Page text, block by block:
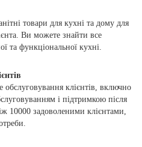
товари для кухні та дому для
Ви можете знайти все
та функціональної кухні.
клієнтів, включно
і підтримкою після
10000 задоволеними клієнтами,